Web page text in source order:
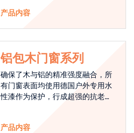
产品内容
铝包木门窗系列
确保了木与铝的精准强度融合，所
有门窗表面均使用德国户外专用水
性漆作为保护，行成超强的抗老化
产品内容